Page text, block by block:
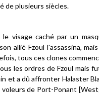
de plusieurs siècles.
visage caché par un
allié Fzoul l'assassina,
tous ces clones
les ordres de Fzoul mais
et a dû affronter Halaster
de Port-Ponant